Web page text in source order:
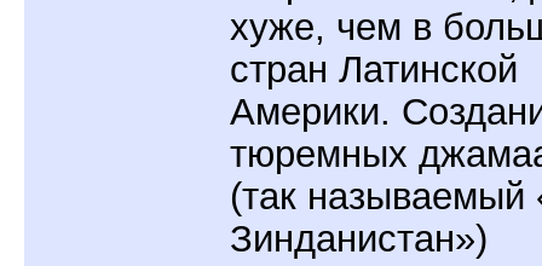
хуже, чем в
стран Латинской
Америки.
тюремных
(так называемый
Зинданистан»)